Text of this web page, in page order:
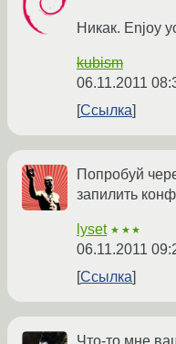
Никак. Enjoy
kubism
06.11.2011
Ссылка
Попробуй
запилить
lyset ★★★
06.11.2011
Ссылка